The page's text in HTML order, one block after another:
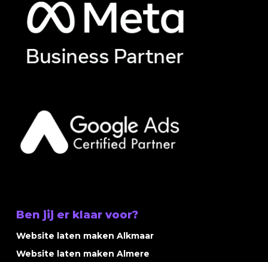
Ben jij er klaar voor?
Website laten maken Alkmaar
Website laten maken Almere